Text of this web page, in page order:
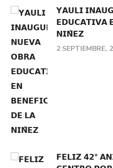
𝗬𝗔𝗨𝗟𝗜
𝗘𝗗𝗨𝗖𝗔𝗧𝗜𝗩𝗔
𝗡𝗜𝗡̃𝗘𝗭
2 SEPTIEMBRE,
𝗙𝗘𝗟𝗜𝗭 𝟰𝟮°